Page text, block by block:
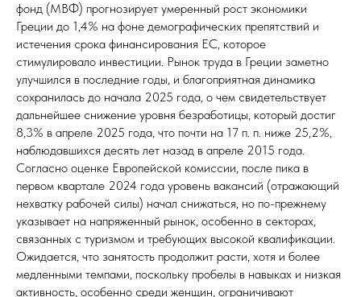
фонд (МВФ) прогнозирует умеренный рост экономики
Греции до 1,4% на фоне демографических препятствий и
истечения срока финансирования ЕС, которое
стимулировало инвестиции. Рынок труда в Греции заметно
улучшился в последние годы, и благоприятная динамика
сохранилась до начала 2025 года, о чем свидетельствует
дальнейшее снижение уровня безработицы, который достиг
8,3% в апреле 2025 года, что почти на 17 п. п. ниже 25,2%,
наблюдавшихся десять лет назад в апреле 2015 года.
Согласно оценке Европейской комиссии, после пика в
первом квартале 2024 года уровень вакансий (отражающий
нехватку рабочей силы) начал снижаться, но по-прежнему
указывает на напряженный рынок, особенно в секторах,
связанных с туризмом и требующих высокой квалификации.
Ожидается, что занятость продолжит расти, хотя и более
медленными темпами, поскольку пробелы в навыках и низкая
активность, особенно среди женщин, ограничивают